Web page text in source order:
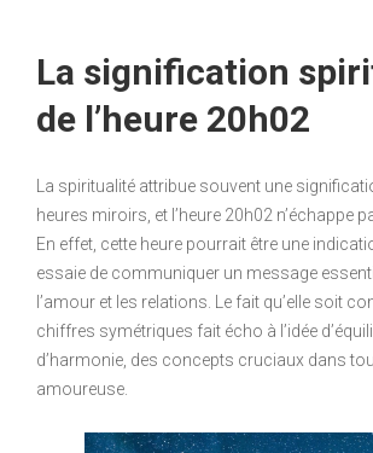
La signification
de l’heure 20h02
La spiritualité attribue souvent une
heures miroirs, et l’heure 20h02 n’échappe
En effet, cette heure pourrait être une
essaie de communiquer un message
l’amour et les relations. Le fait qu’elle soit
chiffres symétriques fait écho à l’idée
d’harmonie, des concepts cruciaux dans
amoureuse.